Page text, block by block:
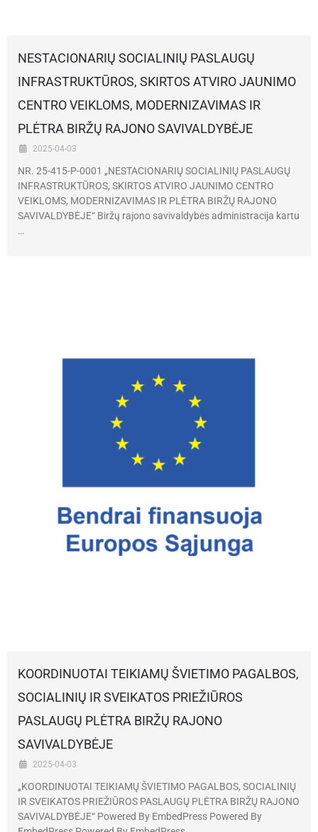
NESTACIONARIŲ SOCIALINIŲ PASLAUGŲ
INFRASTRUKTŪROS, SKIRTOS ATVIRO JAUNIMO
CENTRO VEIKLOMS, MODERNIZAVIMAS IR
PLĖTRA BIRŽŲ RAJONO SAVIVALDYBĖJE
2025-04-03
NR. 25-415-P-0001 „NESTACIONARIŲ SOCIALINIŲ PASLAUGŲ
INFRASTRUKTŪROS, SKIRTOS ATVIRO JAUNIMO CENTRO
VEIKLOMS, MODERNIZAVIMAS IR PLĖTRA BIRŽŲ RAJONO
SAVIVALDYBĖJE“ Biržų rajono savivaldybės administracija kartu
…
KOORDINUOTAI TEIKIAMŲ ŠVIETIMO PAGALBOS,
SOCIALINIŲ IR SVEIKATOS PRIEŽIŪROS
PASLAUGŲ PLĖTRA BIRŽŲ RAJONO
SAVIVALDYBĖJE
2025-04-03
„KOORDINUOTAI TEIKIAMŲ ŠVIETIMO PAGALBOS, SOCIALINIŲ
IR SVEIKATOS PRIEŽIŪROS PASLAUGŲ PLĖTRA BIRŽŲ RAJONO
SAVIVALDYBĖJE“ Powered By EmbedPress Powered By